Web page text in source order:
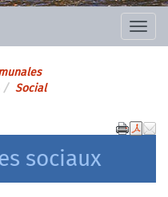
Menu
Social
sociaux